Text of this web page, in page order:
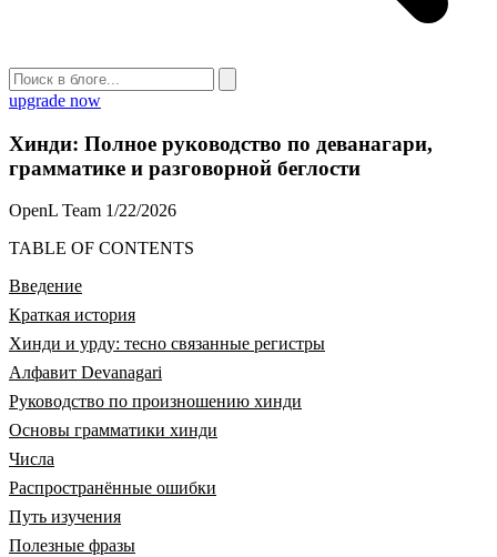
upgrade now
Хинди: Полное руководство по деванагари,
грамматике и разговорной беглости
OpenL Team 1/22/2026
TABLE OF CONTENTS
Введение
Краткая история
Хинди и урду: тесно связанные регистры
Алфавит Devanagari
Руководство по произношению хинди
Основы грамматики хинди
Числа
Распространённые ошибки
Путь изучения
Полезные фразы